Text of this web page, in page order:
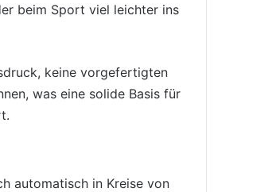
beim Sport viel leichter ins
keine vorgefertigten
was eine solide Basis für
automatisch in Kreise von